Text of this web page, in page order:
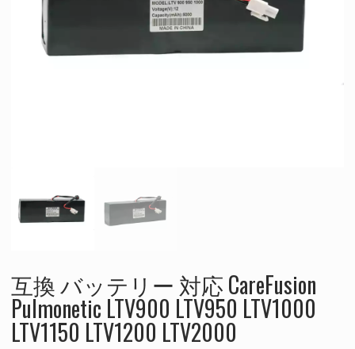
互換 バッテリー 対応 CareFusion
Pulmonetic LTV900 LTV950 LTV1000
LTV1150 LTV1200 LTV2000